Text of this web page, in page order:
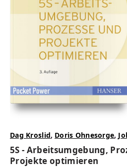
Dag Kroslid, Doris Ohnesorge,
5S - Arbeitsumgebung,
Projekte optimieren